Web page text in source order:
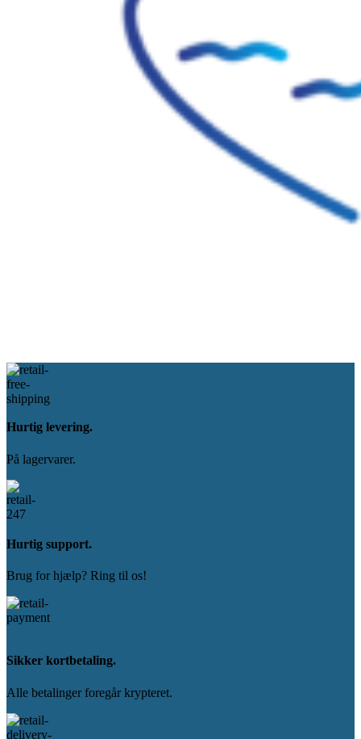
Hurtig levering.
På lagervarer.
Hurtig support.
Brug for hjælp? Ring til os!
Sikker kortbetaling.
Alle betalinger foregår krypteret.